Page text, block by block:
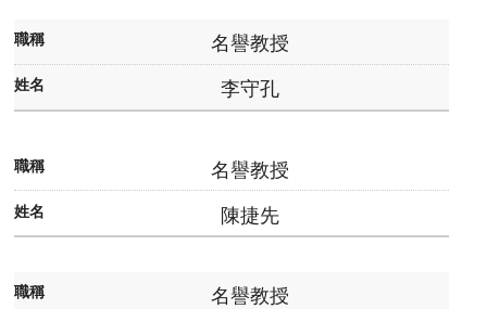
所
成
員
修
規
定
招
名譽教授
李守孔
名譽教授
陳捷先
名譽教授